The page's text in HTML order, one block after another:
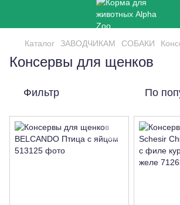
Каталог ЗАВОДЧИКАМ СОБАКИ
Консервы для щенков
Фильтр По